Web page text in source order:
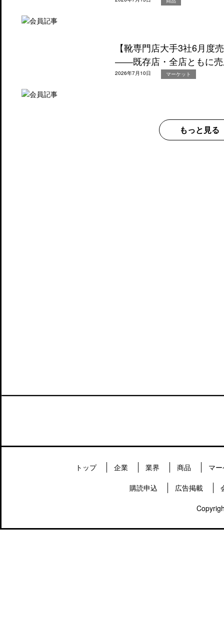
【靴専門店大手3社6月度
――既存店・全店ともに売
2026年7月10日 マーケット
もっと見る
トップ 企業 業界 商品 マ
購読申込 広告掲載